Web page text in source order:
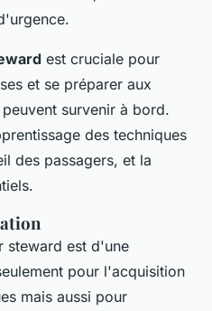
est cruciale pour
et se préparer aux
survenir à bord.
des techniques
des passagers, et la
steward est d'une
pour l'acquisition
mais aussi pour